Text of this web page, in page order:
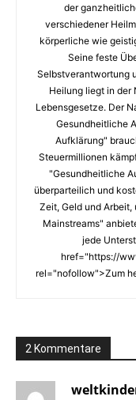
der
verschiedener
körperliche wie
Seine feste
Selbstverantwortung
Heilung liegt in der
Lebensgesetze. Der
Gesundheitliche
Aufklärung"
Steuermillionen
"Gesundheitliche
überparteilich und
Zeit, Geld und
Mainstreams"
jede
href="https://
rel="nofollow">Zum
2 Kommentare